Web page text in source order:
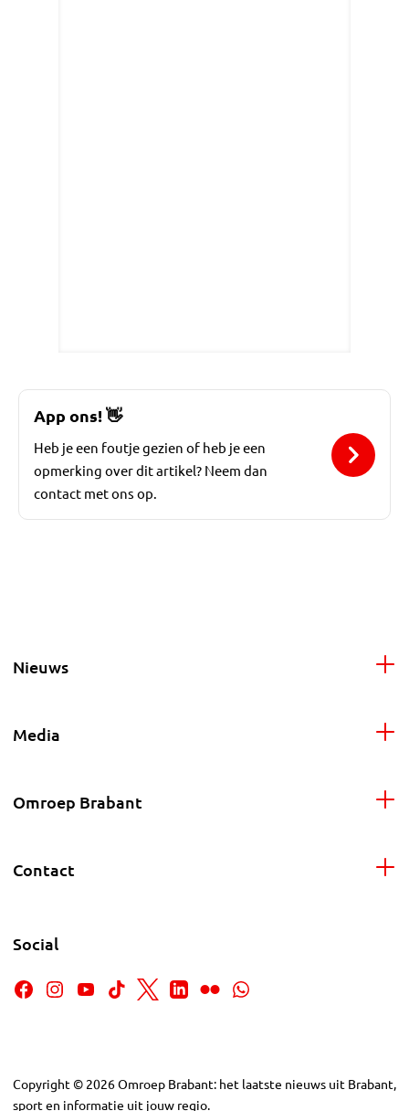
App ons!👋
Heb je een foutje gezien of heb je een
opmerking over dit artikel? Neem dan
contact met ons op.
Nieuws
Media
Omroep Brabant
Contact
Social
Copyright © 2026Omroep Brabant: het laatste nieuws uit Brabant,
sport en informatie uit jouw regio.